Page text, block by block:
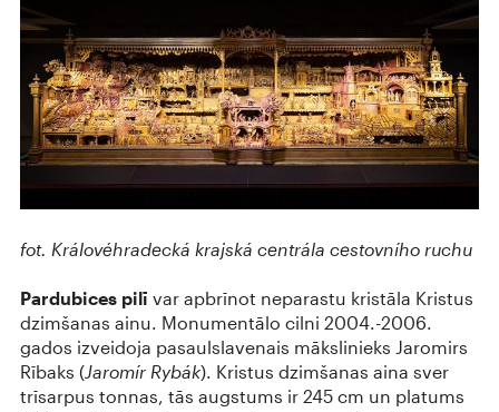
fot. Královéhradecká krajská centrála cestovního ruchu
Pardubices pilī var apbrīnot neparastu kristāla Kristus
dzimšanas ainu. Monumentālo cilni 2004.-2006.
gados izveidoja pasaulslavenais mākslinieks Jaromirs
Rībaks (Jaromír Rybák). Kristus dzimšanas aina sver
trīsarpus tonnas, tās augstums ir 245 cm un platums